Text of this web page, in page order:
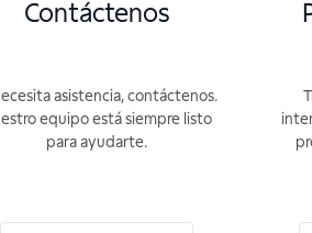
Contáctenos
asistencia, contáctenos.
equipo está siempre listo
para ayudarte.